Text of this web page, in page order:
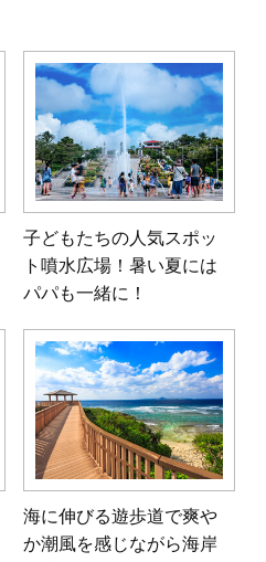
子どもたちの人気スポッ
ト噴水広場！暑い夏には
パパも一緒に！
海に伸びる遊歩道で爽や
か潮風を感じながら海岸